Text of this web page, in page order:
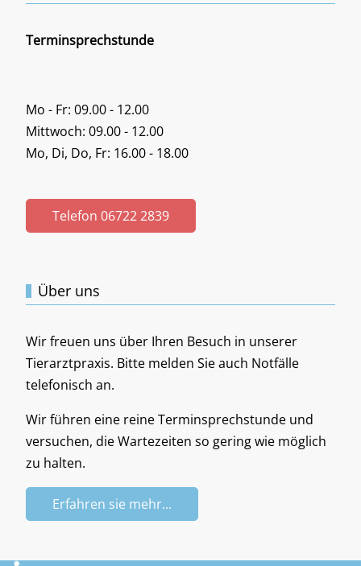
Terminsprechstunde
Mo - Fr: 09.00 - 12.00
Mittwoch: 09.00 - 12.00
Mo, Di, Do, Fr: 16.00 - 18.00
Telefon 06722 2839
Über uns
Wir freuen uns über Ihren Besuch in unserer
Tierarztpraxis. Bitte melden Sie auch Notfälle
telefonisch an.
Wir führen eine reine Terminsprechstunde und
versuchen, die Wartezeiten so gering wie möglich
zu halten.
Erfahren sie mehr...